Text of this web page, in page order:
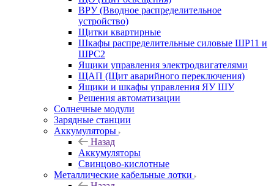
ВРУ (Вводное распределительное
устройство)
Щитки квартирные
Шкафы распределительные силовые ШР11 и
ШРС2
Ящики управления электродвигателями
ЩАП (Щит аварийного переключения)
Ящики и шкафы управления ЯУ ШУ
Решения автоматизации
Солнечные модули
Зарядные станции
Аккумуляторы
Назад
Аккумуляторы
Свинцово-кислотные
Металлические кабельные лотки